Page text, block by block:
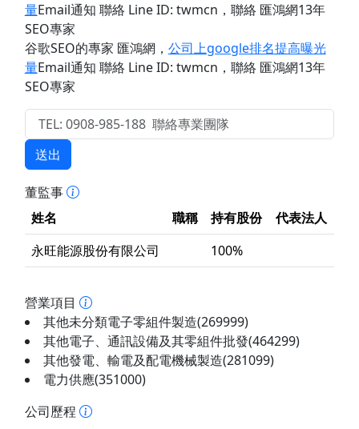
量Email通知 聯絡 Line ID: twmcn ，聯絡 匯鴻網13年
SEO專家
谷歌SEO的專家 匯鴻網 ， 公司上google排名提高曝光
量Email通知 聯絡 Line ID: twmcn ，聯絡 匯鴻網13年
SEO專家
送出
董監事
姓名
職稱 持有股份
代表法人
永旺能源股份有限公司
100%
營業項目
其他未分類電子零組件製造(269999)
其他電子、通訊設備及其零組件批發(464299)
其他發電、輸電及配電機械製造(281099)
電力供應(351000)
公司歷程